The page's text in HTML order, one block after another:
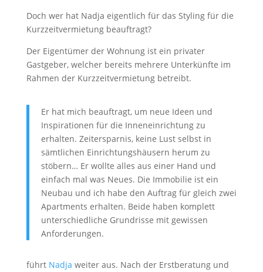
Doch wer hat Nadja eigentlich für das Styling für die
Kurzzeitvermietung beauftragt?
Der Eigentümer der Wohnung ist ein privater
Gastgeber, welcher bereits mehrere Unterkünfte im
Rahmen der Kurzzeitvermietung betreibt.
Er hat mich beauftragt, um neue Ideen und
Inspirationen für die Inneneinrichtung zu
erhalten. Zeitersparnis, keine Lust selbst in
sämtlichen Einrichtungshäusern herum zu
stöbern… Er wollte alles aus einer Hand und
einfach mal was Neues. Die Immobilie ist ein
Neubau und ich habe den Auftrag für gleich zwei
Apartments erhalten. Beide haben komplett
unterschiedliche Grundrisse mit gewissen
Anforderungen.
führt Nadja weiter aus. Nach der Erstberatung und